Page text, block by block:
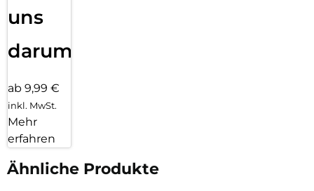
uns
darum!
ab 9,99 €
inkl. MwSt.
Mehr
erfahren
Ähnliche Produkte